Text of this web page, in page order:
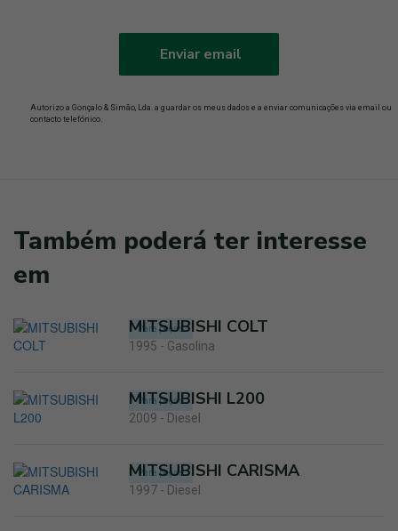
Enviar email
Autorizo a Gonçalo & Simão, Lda. a guardar os meus dados e a enviar comunicações via email ou
contacto telefónico.
Também poderá ter interesse
em
Para peças
MITSUBISHI COLT
1995 - Gasolina
Para peças
MITSUBISHI L200
2009 - Diesel
Para peças
MITSUBISHI CARISMA
1997 - Diesel